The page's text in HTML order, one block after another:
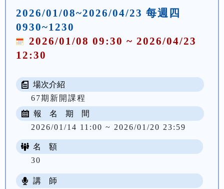
2026/01/08~2026/04/23 每週四
0930~1230
2026/01/08 09:30 ~ 2026/04/23
12:30
場次介紹
67期新開課程
報 名 期 間
2026/01/14 11:00 ~ 2026/01/20 23:59
名 額
30
講 師